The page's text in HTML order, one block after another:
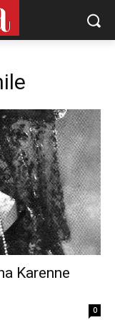
Karenne
0